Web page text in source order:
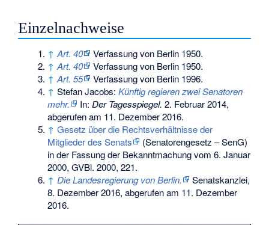
Einzelnachweise
↑ Art. 40
Verfassung von Berlin 1950.
↑ Art. 40
Verfassung von Berlin 1950.
↑ Art. 55
Verfassung von Berlin 1996.
↑ Stefan Jacobs:Künftig regieren zwei Senatoren
mehr.
In:Der Tagesspiegel. 2. Februar 2014,
abgerufen am 11. Dezember 2016.
↑ Gesetz über die Rechtsverhältnisse der
Mitglieder des Senats
(Senatorengesetz – SenG)
in der Fassung der Bekanntmachung vom 6. Januar
2000, GVBl. 2000, 221.
↑ Die Landesregierung von Berlin.
Senatskanzlei,
8. Dezember 2016, abgerufen am 11. Dezember
2016.